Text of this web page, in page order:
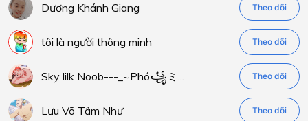
Dương Khánh Giang Theo dõi
tôi là người thông minh Theo dõi
Sky lilk Noob---_~Phó꧁ミ... Theo dõi
Lưu Võ Tâm Như Theo dõi